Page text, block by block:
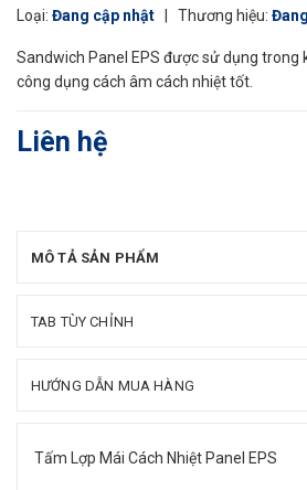
Loại: Đang cập nhật Thương hiệu:
Sandwich Panel EPS được sử dụng trong
công dụng cách âm cách nhiệt tốt.
Liên hệ
MÔ TẢ SẢN PHẨM
TAB TÙY CHỈNH
HƯỚNG DẪN MUA HÀNG
Tấm Lợp Mái Cách Nhiệt Panel EPS